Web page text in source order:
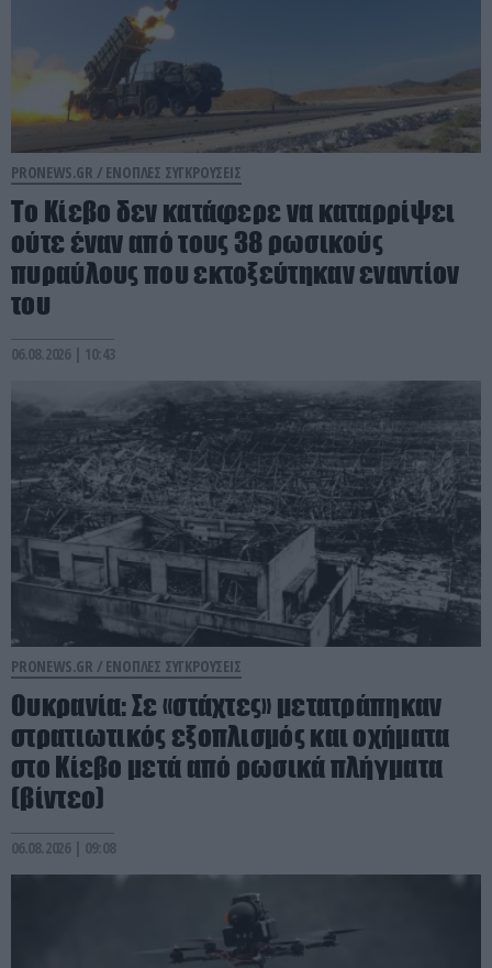
PRONEWS.GR / ΕΝΟΠΛΕΣ ΣΥΓΚΡΟΥΣΕΙΣ
Το Κίεβο δεν κατάφερε να καταρρίψει
ούτε έναν από τους 38 ρωσικούς
πυραύλους που εκτοξεύτηκαν εναντίον
του
06.08.2026 | 10:43
PRONEWS.GR / ΕΝΟΠΛΕΣ ΣΥΓΚΡΟΥΣΕΙΣ
Ουκρανία: Σε «στάχτες» μετατράπηκαν
στρατιωτικός εξοπλισμός και οχήματα
στο Κίεβο μετά από ρωσικά πλήγματα
(βίντεο)
06.08.2026 | 09:08